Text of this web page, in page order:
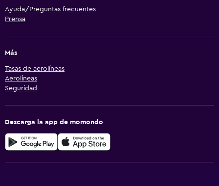
Ayuda/Preguntas frecuentes
Prensa
Más
Tasas de aerolíneas
Aerolíneas
Seguridad
Descarga la app de momondo